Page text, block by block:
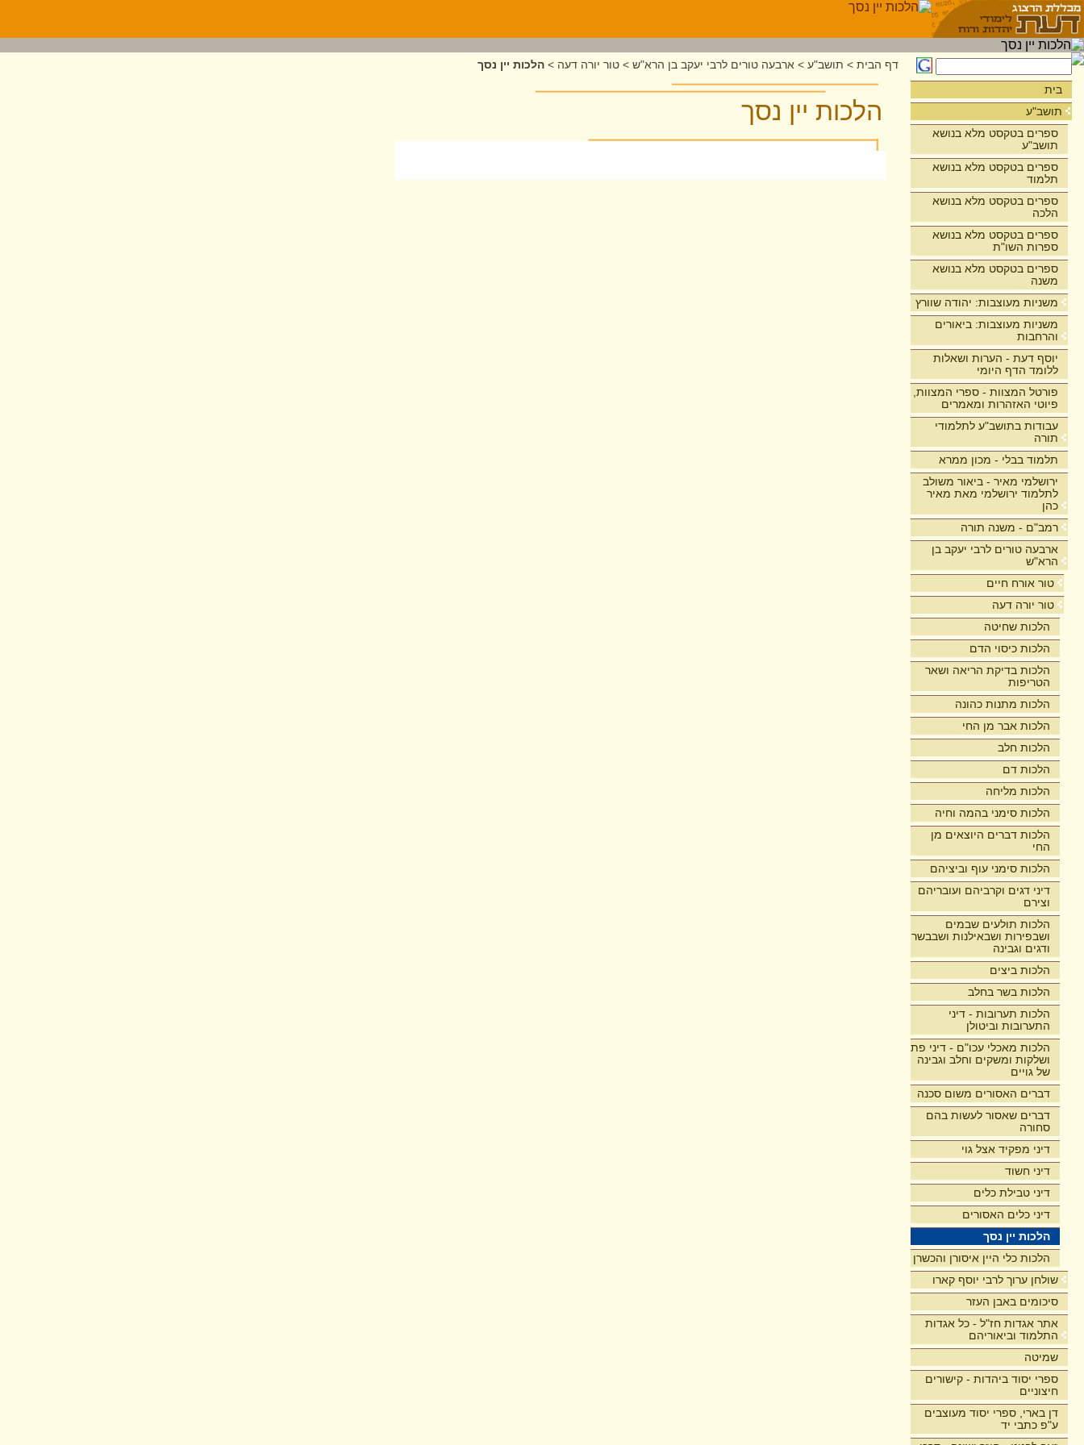
בית
תושב"ע
ספרים בטקסט מלא בנושא
תושב"ע
ספרים בטקסט מלא בנושא
תלמוד
ספרים בטקסט מלא בנושא
הלכה
ספרים בטקסט מלא בנושא
ספרות השו"ת
ספרים בטקסט מלא בנושא
משנה
משניות מעוצבות: יהודה שוורץ
משניות מעוצבות: ביאורים
והרחבות
יוסף דעת - הערות ושאלות
ללומד הדף היומי
פורטל המצוות - ספרי המצוות,
פיוטי האזהרות ומאמרים
עבודות בתושב"ע לתלמודי
תורה
תלמוד בבלי - מכון ממרא
ירושלמי מאיר - ביאור משולב
לתלמוד ירושלמי מאת מאיר
כהן
רמב"ם - משנה תורה
ארבעה טורים לרבי יעקב בן
הרא"ש
טור אורח חיים
טור יורה דעה
הלכות שחיטה
הלכות כיסוי הדם
הלכות בדיקת הריאה ושאר
הטריפות
הלכות מתנות כהונה
הלכות אבר מן החי
הלכות חלב
הלכות דם
הלכות מליחה
הלכות סימני בהמה וחיה
הלכות דברים היוצאים מן
החי
הלכות סימני עוף וביציהם
דיני דגים וקרביהם ועובריהם
וצירם
הלכות תולעים שבמים
ושבפירות ושבאילנות ושבבשר
ודגים וגבינה
הלכות ביצים
הלכות בשר בחלב
הלכות תערובות - דיני
התערובות וביטולן
הלכות מאכלי עכו"ם - דיני פת
ושלקות ומשקים וחלב וגבינה
של גויים
דברים האסורים משום סכנה
דברים שאסור לעשות בהם
סחורה
דיני מפקיד אצל גוי
דיני חשוד
דיני טבילת כלים
דיני כלים האסורים
הלכות יין נסך
הלכות כלי היין איסורן והכשרן
שולחן ערוך לרבי יוסף קארו
סיכומים באבן העזר
אתר אגדות חז"ל - כל אגדות
התלמוד וביאוריהם
שמיטה
ספרי יסוד ביהדות - קישורים
חיצוניים
דן בארי, ספרי יסוד מעוצבים
ע"פ כתבי יד
דף הבית > תושב"ע > ארבעה טורים לרבי יעקב בן הרא"ש > טור יורה דעה > הלכות יין נסך
הלכות יין נסך